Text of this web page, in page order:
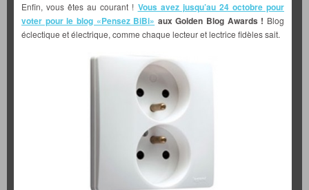
Enfin, vous êtes au courant ! Vous avez jusqu’au 24 octobre pour
voter pour le blog «Pensez BiBi» aux Golden Blog Awards ! Blog
éclectique et électrique, comme chaque lecteur et lectrice fidèles sait.